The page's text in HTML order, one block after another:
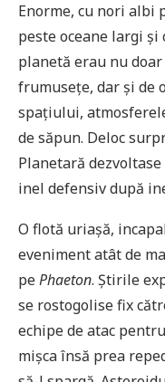
Enorme, cu nori
peste oceane largi
planetă erau nu
frumusețe, dar și de
spațiului,
de săpun. Deloc
Planetară
inel defensiv după
O flotă uriașă,
eveniment atât de
pePhaeton. Știrile
se rostogolise fix
echipe de atac
mișca însă prea